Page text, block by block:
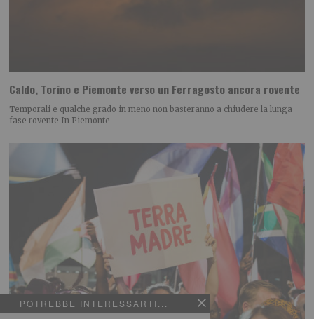
POTREBBE INTERESSARTI...
Caldo, Torino e Piemonte verso un Ferragosto ancora rovente
Temporali e qualche grado in meno non basteranno a chiudere la lunga
fase rovente In Piemonte